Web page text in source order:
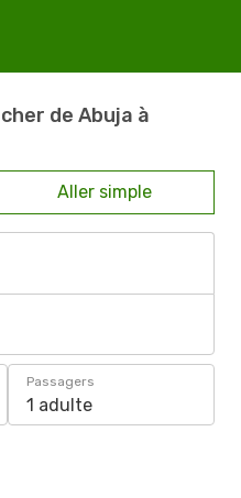
de Abuja à
Aller simple
Passagers
1 adulte